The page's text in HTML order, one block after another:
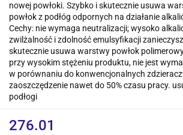
nowej powłoki. Szybko i skutecznie usuwa
powłok z podłóg odpornych na działanie
Cechy: nie wymaga neutralizacji; wysoko
zwilżalność i zdolność emulsyfikacji
skutecznie usuwa warstwy powłok
przy wysokim stężeniu produktu, nie jest
w porównaniu do konwencjonalnych
zaoszczędzenie nawet do 50% czasu pracy.
podłogi
276.01